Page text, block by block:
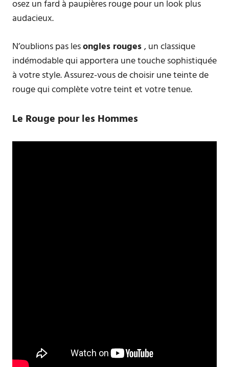
osez un fard à paupières rouge pour un look plus
audacieux.
N’oublions pas lesongles rouges, un classique
indémodable qui apportera une touche sophistiquée
à votre style. Assurez-vous de choisir une teinte de
rouge qui complète votre teint et votre tenue.
Le Rouge pour les Hommes